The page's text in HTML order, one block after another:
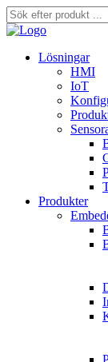
Lösningar
HMI
IoT
Produkter